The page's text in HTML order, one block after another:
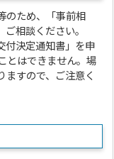
のため、「事前相
相談ください。
付決定通知書」を申
とはできません。場
ますので、ご注意く